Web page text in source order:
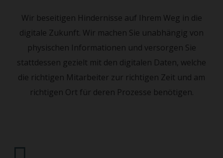
Wir beseitigen Hindernisse auf Ihrem Weg in die
digitale Zukunft. Wir machen Sie unabhängig von
physischen Informationen und versorgen Sie
stattdessen gezielt mit den digitalen Daten, welche
die richtigen Mitarbeiter zur richtigen Zeit und am
richtigen Ort für deren Prozesse benötigen.